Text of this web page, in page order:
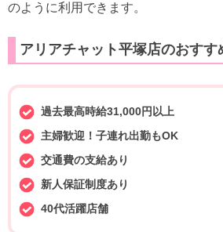
のように利用できます。
アリアチャット平塚店のおすす
過去最高時給31,000円以上
主婦歓迎！子連れ出勤もOK
交通費の支給あり
新人保証制度あり
40代活躍店舗